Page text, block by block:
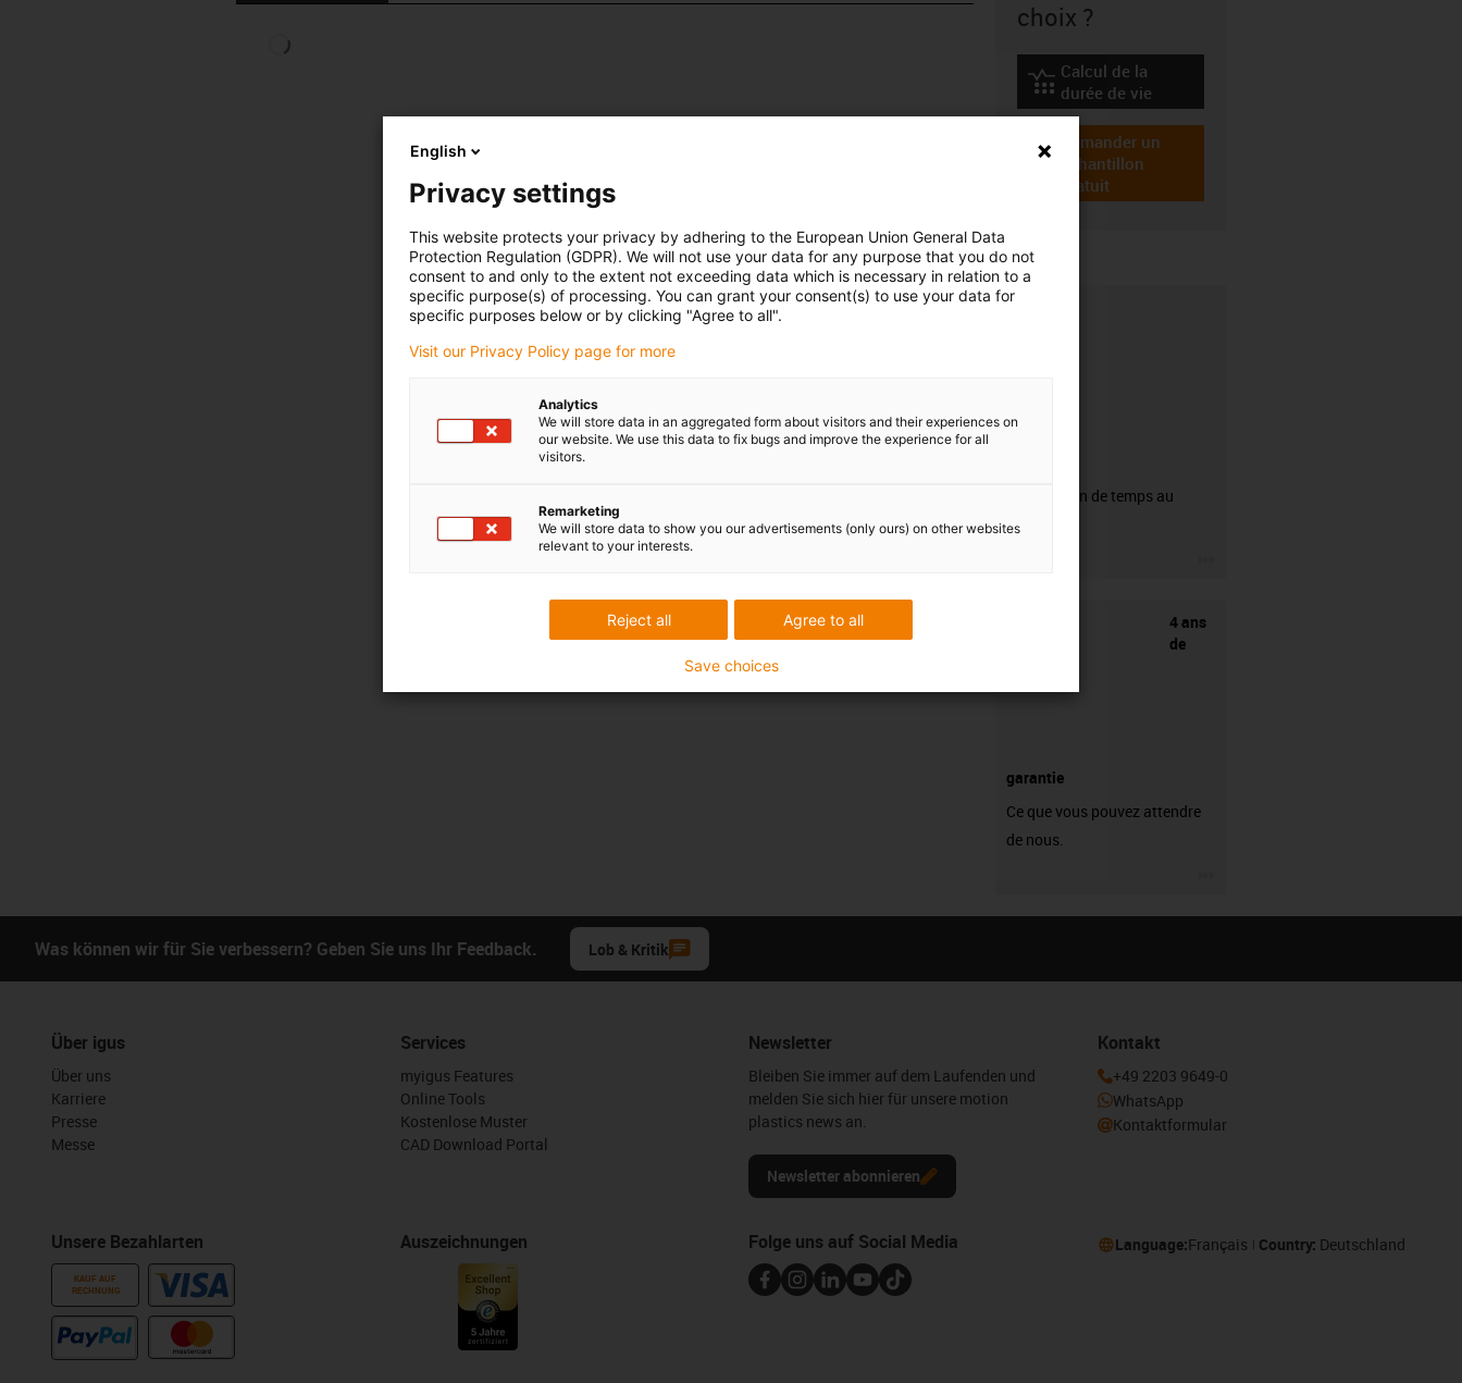
choix ?
igus-icon-lebensdauerrechner
Calcul de la
durée de vie
igus-icon-gratismuster
Demander un
échantillon
gratuit
50% de gain de temps au
dénudage.
4 ans
de
garantie
Ce que vous pouvez attendre
de nous.
Was können wir für Sie verbessern? Geben Sie uns Ihr Feedback. Lob & Kritik
Über igus
Über uns
Karriere
Presse
Messe
Unsere Bezahlarten
KAUF AUF
RECHNUNG
Services
myigus Features
Online Tools
Kostenlose Muster
CAD Download Portal
Auszeichnungen
Newsletter
Bleiben Sie immer auf dem Laufenden und
melden Sie sich hier für unsere motion
plastics news an.
Newsletter abonnieren
Kontakt
+49 2203 9649-0
WhatsApp
Kontaktformular
Folge uns auf Social Media Language:Français Country: Deutschland
English
Privacy settings
This website protects your privacy by adhering to the European Union General Data
Protection Regulation (GDPR). We will not use your data for any purpose that you do not
consent to and only to the extent not exceeding data which is necessary in relation to a
specific purpose(s) of processing. You can grant your consent(s) to use your data for
specific purposes below or by clicking "Agree to all".
Visit our Privacy Policy page for more
Analytics
We will store data in an aggregated form about visitors and their experiences on
our website. We use this data to fix bugs and improve the experience for all
visitors.
Remarketing
We will store data to show you our advertisements (only ours) on other websites
relevant to your interests.
Agree to all
Reject all
Save choices